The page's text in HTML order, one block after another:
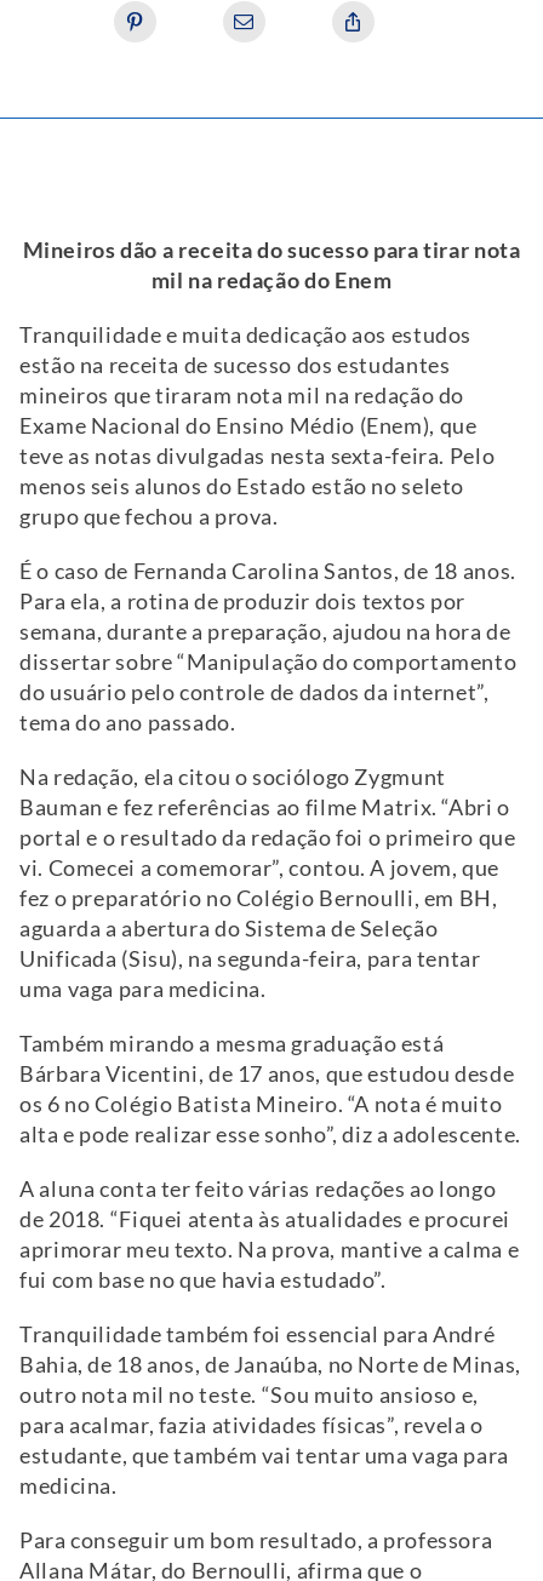
Mineiros dão a receita do sucesso para tirar nota
mil na redação do Enem
Tranquilidade e muita dedicação aos estudos
estão na receita de sucesso dos estudantes
mineiros que tiraram nota mil na redação do
Exame Nacional do Ensino Médio (Enem), que
teve as notas divulgadas nesta sexta-feira. Pelo
menos seis alunos do Estado estão no seleto
grupo que fechou a prova.
É o caso de Fernanda Carolina Santos, de 18 anos.
Para ela, a rotina de produzir dois textos por
semana, durante a preparação, ajudou na hora de
dissertar sobre “Manipulação do comportamento
do usuário pelo controle de dados da internet”,
tema do ano passado.
Na redação, ela citou o sociólogo Zygmunt
Bauman e fez referências ao filme Matrix. “Abri o
portal e o resultado da redação foi o primeiro que
vi. Comecei a comemorar”, contou. A jovem, que
fez o preparatório no Colégio Bernoulli, em BH,
aguarda a abertura do Sistema de Seleção
Unificada (Sisu), na segunda-feira, para tentar
uma vaga para medicina.
Também mirando a mesma graduação está
Bárbara Vicentini, de 17 anos, que estudou desde
os 6 no Colégio Batista Mineiro. “A nota é muito
alta e pode realizar esse sonho”, diz a adolescente.
A aluna conta ter feito várias redações ao longo
de 2018. “Fiquei atenta às atualidades e procurei
aprimorar meu texto. Na prova, mantive a calma e
fui com base no que havia estudado”.
Tranquilidade também foi essencial para André
Bahia, de 18 anos, de Janaúba, no Norte de Minas,
outro nota mil no teste. “Sou muito ansioso e,
para acalmar, fazia atividades físicas”, revela o
estudante, que também vai tentar uma vaga para
medicina.
Para conseguir um bom resultado, a professora
Allana Mátar, do Bernoulli, afirma que o